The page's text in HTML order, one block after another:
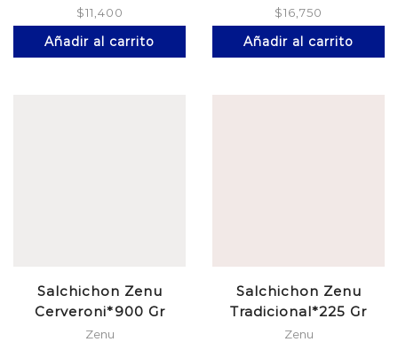
$11,400
Añadir al carrito
$16,750
Añadir al carrito
Salchichon Zenu
Cerveroni*900 Gr
Zenu
Salchichon Zenu
Tradicional*225 Gr
Zenu